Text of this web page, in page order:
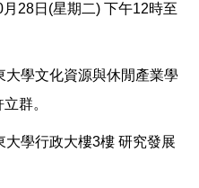
28日(星期二) 下午12時至
大學文化資源與休閒產業學
群。
大學行政大樓3樓 研究發展